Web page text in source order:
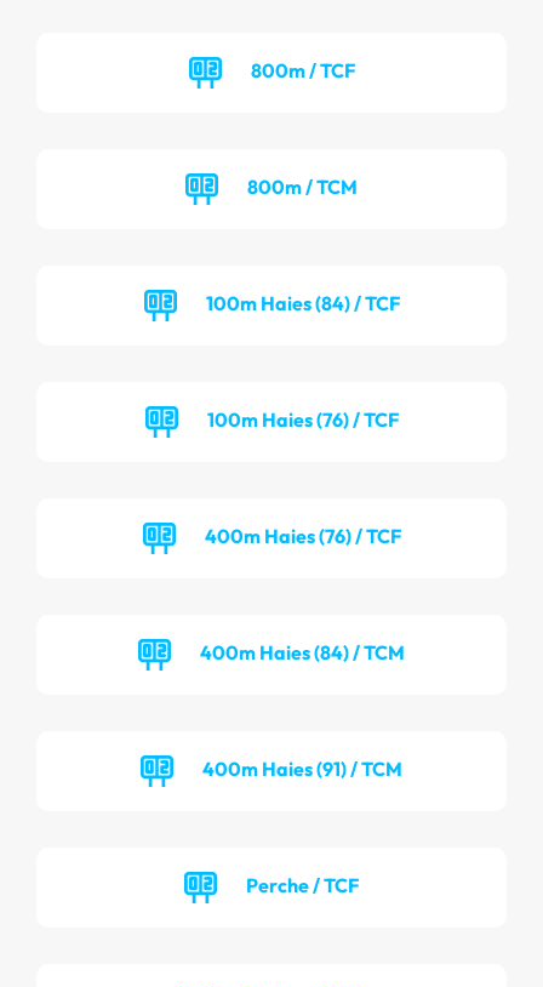
800m / TCF
800m / TCM
100m Haies (84) / TCF
100m Haies (76) / TCF
400m Haies (76) / TCF
400m Haies (84) / TCM
400m Haies (91) / TCM
Perche / TCF